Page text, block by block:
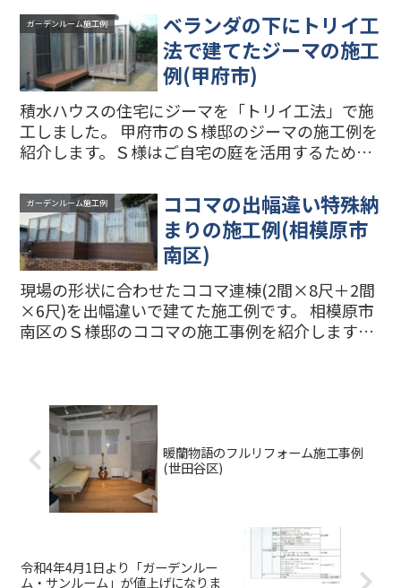
ング 基材：ポリエステル・メッシュ織物 用
途：ココマの屋根...
ガーデンルーム施工例
ベランダの下にトリイ工
法で建てたジーマの施工
例(甲府市)
積水ハウスの住宅にジーマを「トリイ工法」で施
工しました。 甲府市のＳ様邸のジーマの施工例を
紹介します。Ｓ様はご自宅の庭を活用するため
ムを建てることを検討していましたが、積水ハウ
スや地元の外構・エク...
ガーデンルーム施工例
ココマの出幅違い特殊納
まりの施工例(相模原市
南区)
現場の形状に合わせたココマ連棟(2間×8尺＋2間
×6尺)を出幅違いで建てた施工例です。 相模原市
南区のＳ様邸のココマの施工事例を紹介します。
暖蘭物語のフルリフォーム施工事例
(世田谷区)
令和4年4月1日より「ガーデンルー
ム・サンルーム」が値上げになりま